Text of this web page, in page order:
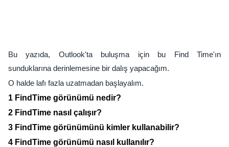
Bu yazıda, Outlook'ta buluşma için bu Find Time'ın
sunduklarına derinlemesine bir dalış yapacağım.
O halde lafı fazla uzatmadan başlayalım.
1 FindTime görünümü nedir?
2 FindTime nasıl çalışır?
3 FindTime görünümünü kimler kullanabilir?
4 FindTime görünümü nasıl kullanılır?